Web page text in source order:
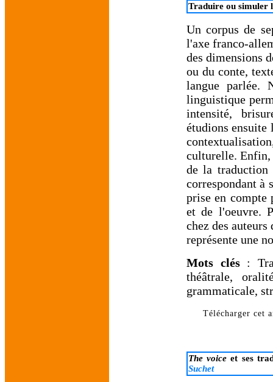
Traduire ou
Un corpus de
l'axe franco-
des dimensions
ou du conte,
langue parlée.
linguistique
intensité,
étudions
culturelle. Enfin,
de la
correspondant à
prise en compte
et de l'oeuvre.
chez des
représente une
Mots clés:
théâtrale,
grammaticale,
Télécharger cet
The voice et ses
Suchet